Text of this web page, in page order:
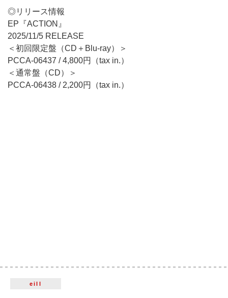
◎リリース情報
EP『ACTION』
2025/11/5 RELEASE
＜初回限定盤（CD＋Blu-ray）＞
PCCA-06437 / 4,800円（tax in.）
＜通常盤（CD）＞
PCCA-06438 / 2,200円（tax in.）
eill